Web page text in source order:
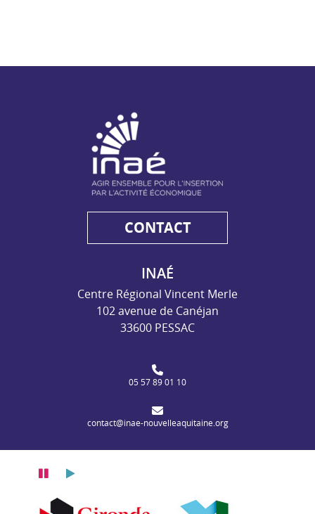
- Agir ensemble pour l'insertion par l'activité
CONTACT
INAÉ
Centre Régional Vincent Merle
102 avenue de Canéjan
33600 PESSAC
05 57 89 01 10
contact@inae-nouvelleaquitaine.org
PauseLecture